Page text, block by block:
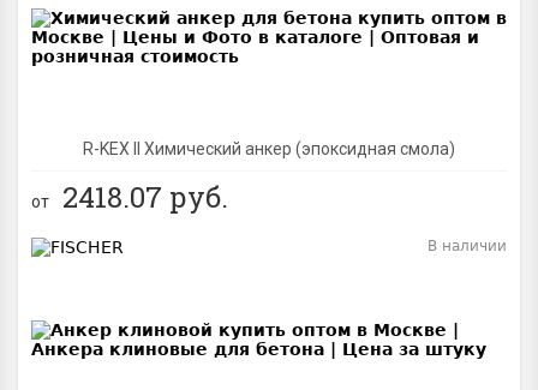
R-KEX II Химический анкер (эпоксидная смола)
от 2418.07 руб.
В наличии